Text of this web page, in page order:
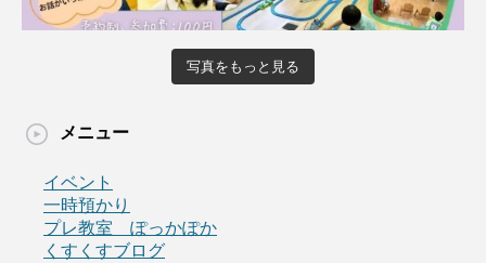
写真をもっと見る
メニュー
イベント
一時預かり
プレ教室 ぽっかぽか
くすくすブログ